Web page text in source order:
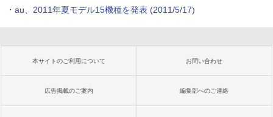
・ au、2011年夏モデル15機種を発表 (2011/5/17)
本サイトのご利用について お問い合わせ
広告掲載のご案内 編集部へのご連絡